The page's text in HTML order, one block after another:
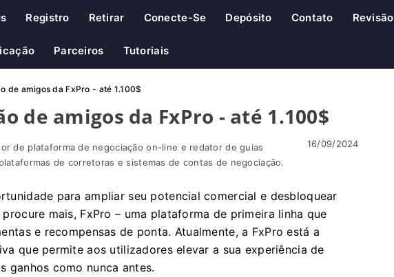
Registro Retirar Conecte-Se Depósito Contato Revisão
Parceiros Tutoriais
de amigos da FxPro - até 1.100$
de amigos da FxPro - até 1.100$
de plataforma de negociação on-line e redator de guias
de corretoras e sistemas de contas de negociação.
16/09/2024
para ampliar seu potencial comercial e desbloquear
mais, FxPro – uma plataforma de primeira linha que
e recompensas de ponta. Atualmente, a FxPro está a
que permite aos utilizadores elevar a sua experiência de
ganhos como nunca antes.